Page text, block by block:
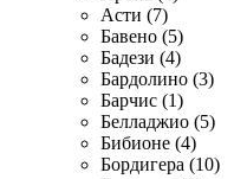
Асти (7)
Бавено (5)
Бадези (4)
Бардолино (3)
Барчис (1)
Белладжио (5)
Бибионе (4)
Бордигера (10)